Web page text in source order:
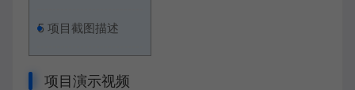
5 项目截图描述
项目演示视频